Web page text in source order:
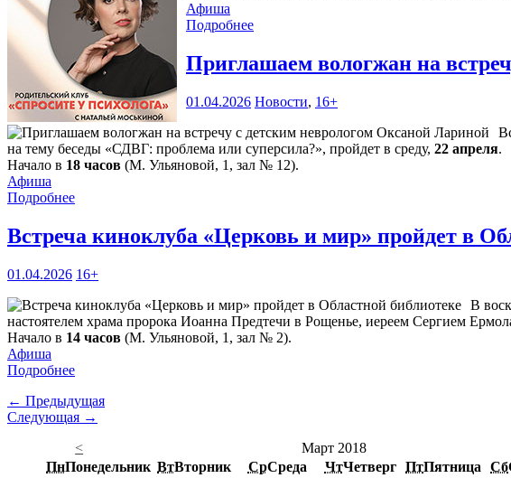
Афиша
Подробнее
Приглашаем вологжан на
01.04.2026 Новости, 16+
на тему беседы «СДВГ: проблема или суперсила?», пройдет в среду, 22 апреля.
Начало в 18 часов (М. Ульяновой, 1, зал № 12).
Афиша
Подробнее
Встреча киноклуба «Церковь и мир» пройдет в
01.04.2026 16+
В
настоятелем храма пророка Иоанна Предтечи в Рощенье, иереем Сергием
Начало в 14 часов (М. Ульяновой, 1, зал № 2).
Афиша
Подробнее
← Предыдущая
Следующая →
<
Март 2018
ПнПонедельник ВтВторник СрСреда ЧтЧетверг ПтПятница Сб